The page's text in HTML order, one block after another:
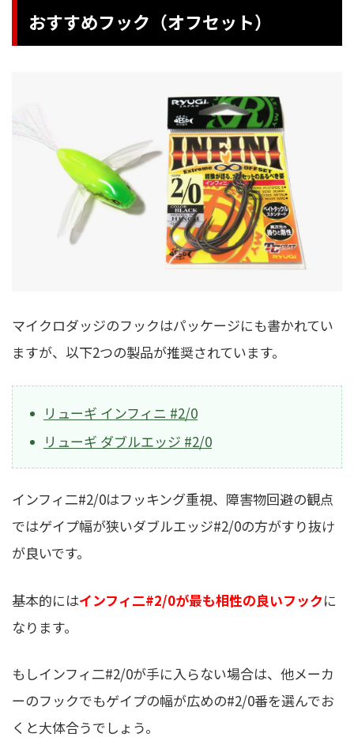
おすすめフック（オフセット）
マイクロダッジのフックはパッケージにも書かれてい
ますが、以下2つの製品が推奨されています。
リューギ インフィニ #2/0
リューギ ダブルエッジ #2/0
インフィ二#2/0はフッキング重視、障害物回避の観点
ではゲイプ幅が狭いダブルエッジ#2/0の方がすり抜け
が良いです。
基本的にはインフィ二#2/0が最も相性の良いフックに
なります。
もしインフィ二#2/0が手に入らない場合は、他メーカ
ーのフックでもゲイプの幅が広めの#2/0番を選んでお
くと大体合うでしょう。